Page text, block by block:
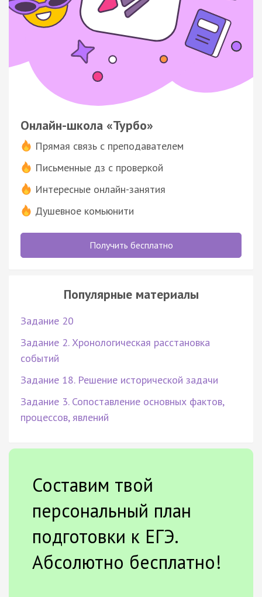
Онлайн-школа «Турбо»
Прямая связь с преподавателем
Письменные дз с проверкой
Интересные онлайн-занятия
Душевное комьюнити
Получить бесплатно
Популярные материалы
Задание 20
Задание 2. Хронологическая расстановка
событий
Задание 18. Решение исторической задачи
Задание 3. Сопоставление основных фактов,
процессов, явлений
Составим твой
персональный план
подготовки к ЕГЭ.
Абсолютно бесплатно!